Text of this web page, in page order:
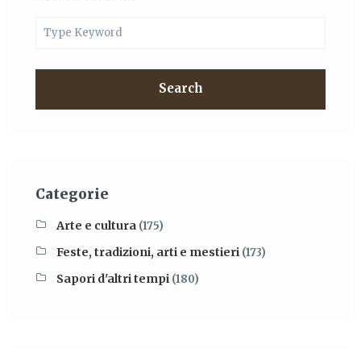
Search
Categorie
Arte e cultura (175)
Feste, tradizioni, arti e mestieri (173)
Sapori d'altri tempi (180)